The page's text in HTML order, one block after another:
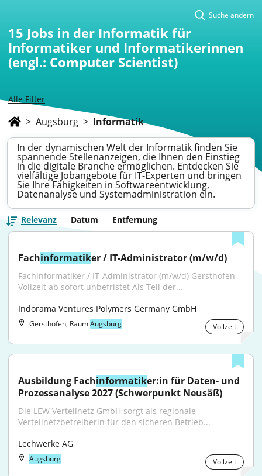
Alle Filter
Suche ändern
15 Jobs in der Informatik für
Informatiker und Informatikerinnen
(engl.: Computer Scientist)
> Augsburg > Informatik
In der dynamischen Welt der Informatik finden Sie
spannende Stellenanzeigen, die Ihnen den Einstieg
in die digitale Branche ermöglichen. Entdecken Sie
vielfältige Jobangebote für IT-Experten und bringen
Sie Ihre Fähigkeiten in Softwareentwicklung,
Datenanalyse und Systemadministration ein.
Relevanz Datum Entfernung
Fachinformatiker / IT-Administrator (m/w/d)
Fachinformatiker / IT-Administrator (m/w/d) Gersthofen
Vollzeit ab sofort unbefristet Als Teil der...
Indorama Ventures Polymers Germany GmbH
Gersthofen, RaumAugsburg Vollzeit
Ausbildung Fachinformatiker:in für Daten- und
Prozessanalyse 2027 (Schwerpunkt Neusäß)
Die LEW Verteilnetz GmbH sorgt als regionale
Verteilnetzbetreiberin für den sicheren Betrieb...
Lechwerke AG
Augsburg Vollzeit